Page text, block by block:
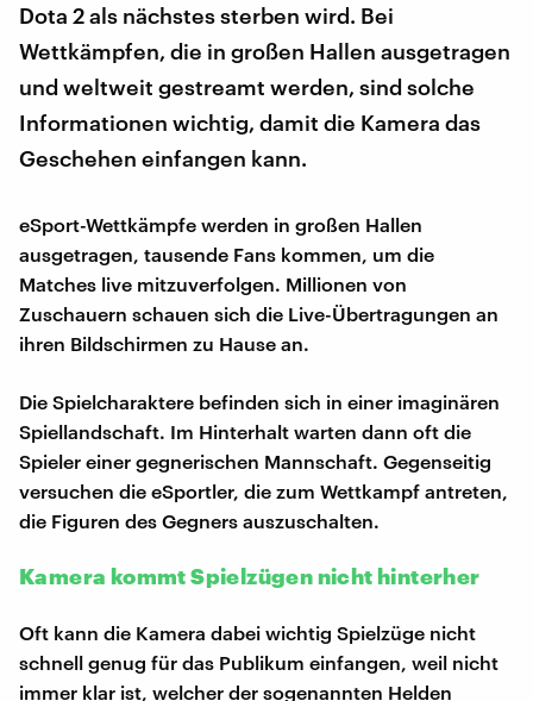
Dota 2 als nächstes sterben wird. Bei
Wettkämpfen, die in großen Hallen ausgetragen
und weltweit gestreamt werden, sind solche
Informationen wichtig, damit die Kamera das
Geschehen einfangen kann.
eSport-Wettkämpfe werden in großen Hallen
ausgetragen, tausende Fans kommen, um die
Matches live mitzuverfolgen. Millionen von
Zuschauern schauen sich die Live-Übertragungen an
ihren Bildschirmen zu Hause an.
Die Spielcharaktere befinden sich in einer imaginären
Spiellandschaft. Im Hinterhalt warten dann oft die
Spieler einer gegnerischen Mannschaft. Gegenseitig
versuchen die eSportler, die zum Wettkampf antreten,
die Figuren des Gegners auszuschalten.
Kamera kommt Spielzügen nicht hinterher
Oft kann die Kamera dabei wichtig Spielzüge nicht
schnell genug für das Publikum einfangen, weil nicht
immer klar ist, welcher der sogenannten Helden